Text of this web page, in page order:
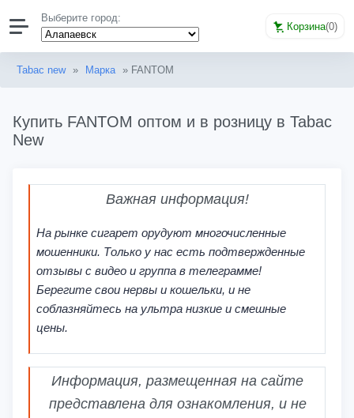
Выберите город:
Корзина(0)
Tabac new » Марка » FANTOM
Купить FANTOM оптом и в розницу в Tabac
New
Важная информация!
На рынке сигарет орудуют многочисленные
мошенники. Только у нас есть подтвержденные
отзывы с видео и группа в телеграмме!
Берегите свои нервы и кошельки, и не
соблазняйтесь на ультра низкие и смешные
цены.
Информация, размещенная на сайте
представлена для ознакомления, и не